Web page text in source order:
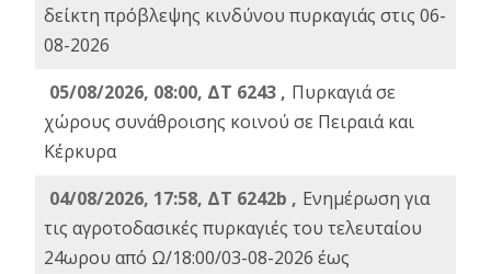
δείκτη πρόβλεψης κινδύνου πυρκαγιάς στις 06-
08-2026
05/08/2026, 08:00, ΔΤ 6243 , Πυρκαγιά σε
χώρους συνάθροισης κοινού σε Πειραιά και
Κέρκυρα
04/08/2026, 17:58, ΔΤ 6242b , Ενημέρωση για
τις αγροτοδασικές πυρκαγιές του τελευταίου
24ωρου από Ω/18:00/03-08-2026 έως